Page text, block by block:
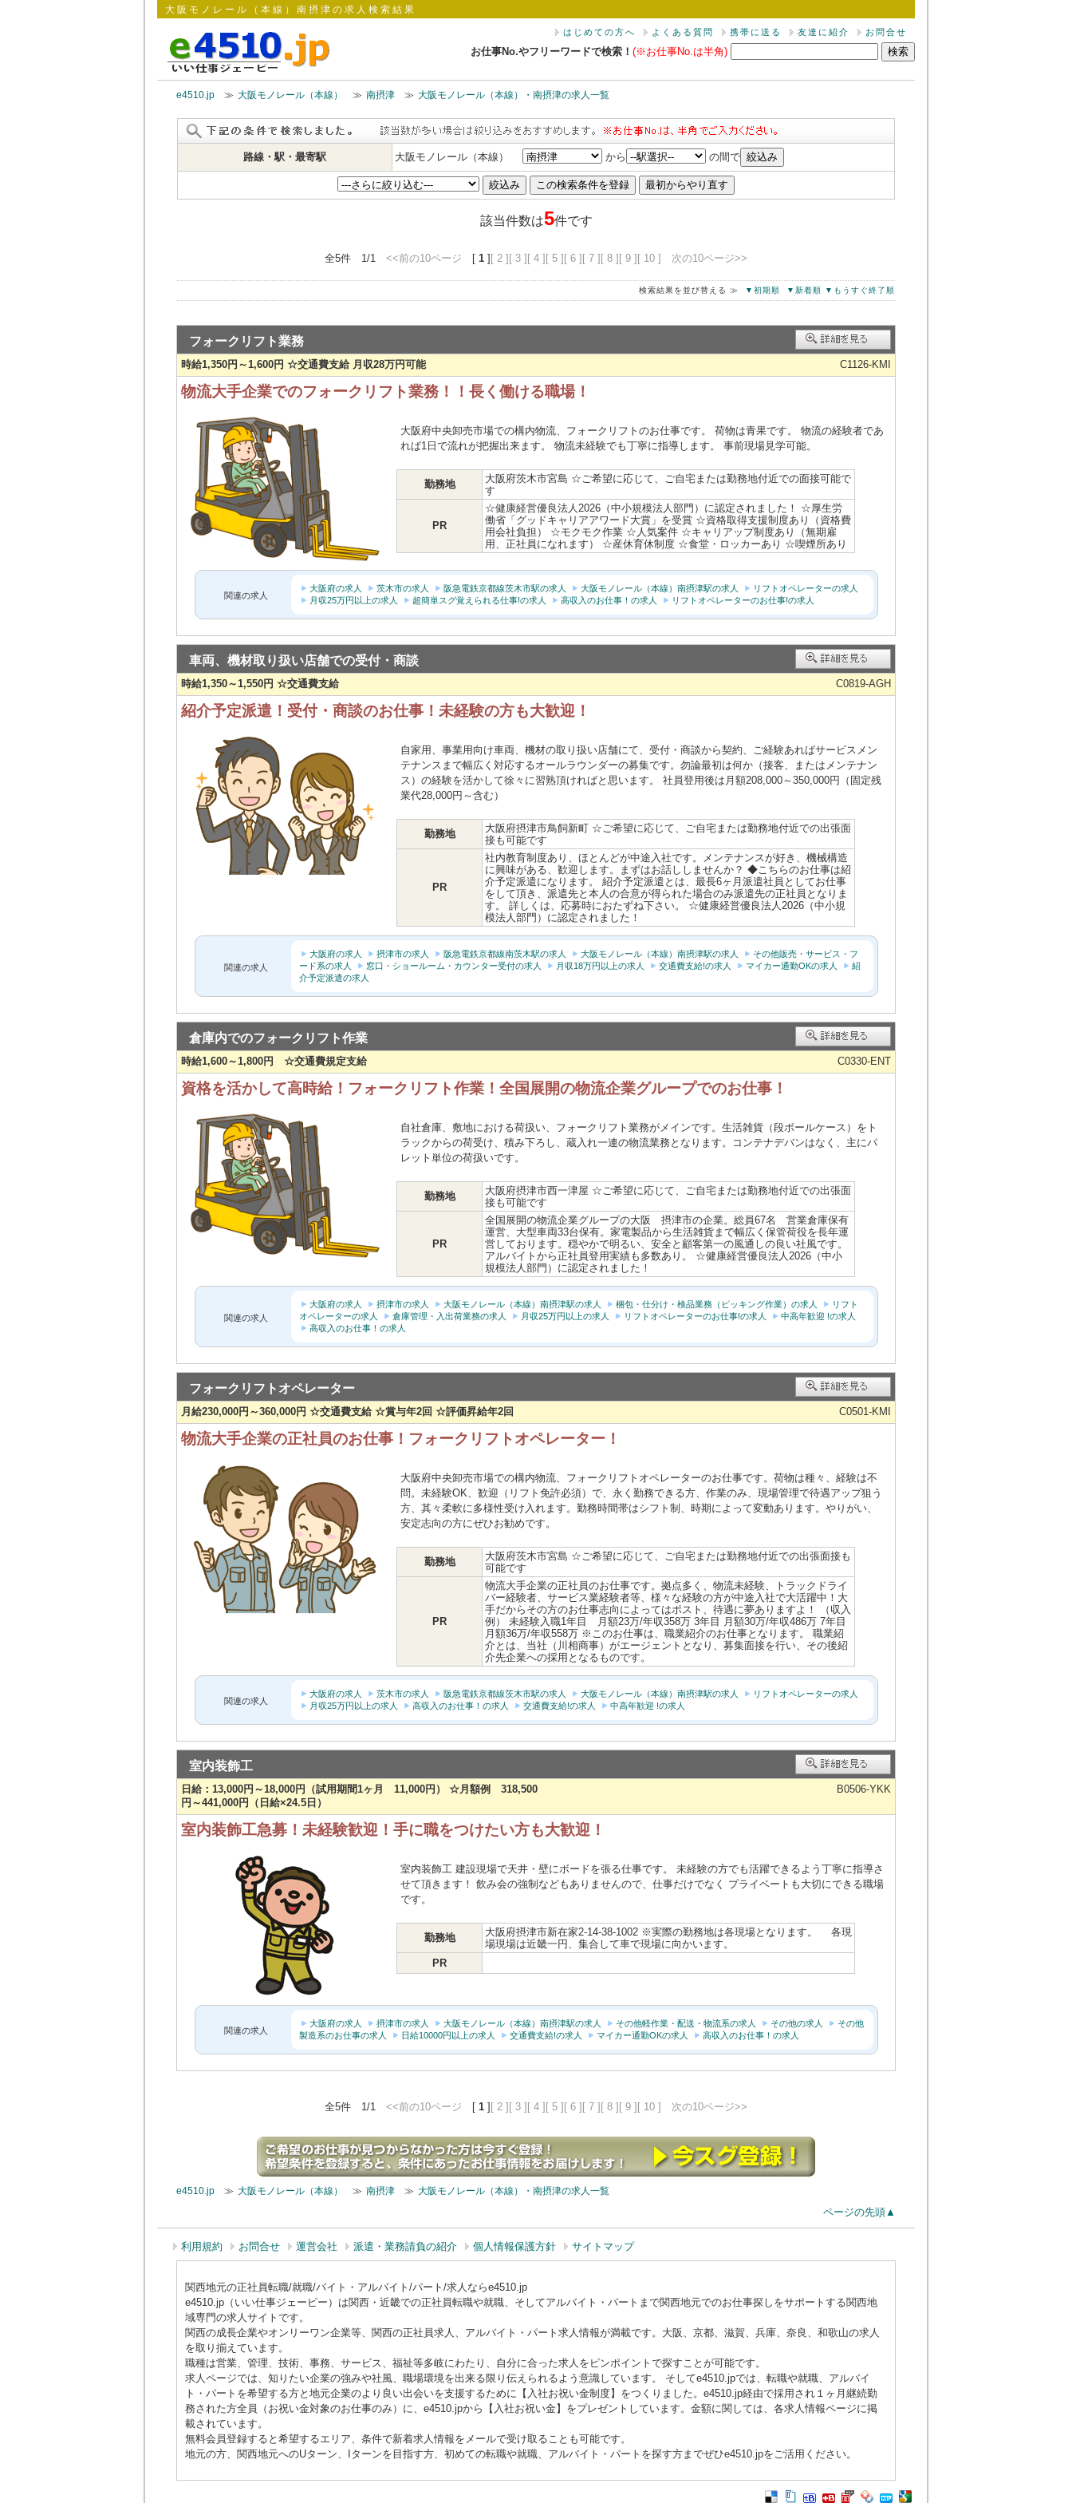
大阪モノレール（本線）南摂津の求人検索結果
はじめての方へ よくある質問 携帯に送る 友達に紹介 お問合せ
お仕事No.やフリーワードで検索！ (※お仕事No.は半角)
e4510.jp≫ 大阪モノレール（本線） ≫ 南摂津≫ 大阪モノレール（本線）・南摂津の求人一覧
路線・駅・最寄駅 大阪モノレール（本線） から の間で
該当件数は5件です
全5件 1/1 <<前の10ページ [ 1 ] [ 2 ] [ 3 ] [ 4 ] [ 5 ] [ 6 ] [ 7 ] [ 8 ] [ 9 ] [ 10 ] 次の10ページ>>
検索結果を並び替える ≫ ▼初期順 ▼新着順 ▼もうすぐ終了順
フォークリフト業務
時給1,350円～1,600円 ☆交通費支給 月収28万円可能 C1126-KMI
物流大手企業でのフォークリフト業務！！長く働ける職場！
大阪府中央卸売市場での構内物流、フォークリフトのお仕事です。 荷物は青果です。 物流の経験者であ
れば1日で流れが把握出来ます。 物流未経験でも丁寧に指導します。 事前現場見学可能。
勤務地
大阪府茨木市宮島 ☆ご希望に応じて、ご自宅または勤務地付近での面接可能で
す
PR
☆健康経営優良法人2026（中小規模法人部門）に認定されました！ ☆厚生労
働省「グッドキャリアアワード大賞」を受賞 ☆資格取得支援制度あり（資格費
用会社負担） ☆モクモク作業 ☆人気案件 ☆キャリアップ制度あり（無期雇
用、正社員になれます） ☆産休育休制度 ☆食堂・ロッカーあり ☆喫煙所あり
関連の求人
大阪府の求人 茨木市の求人 阪急電鉄京都線茨木市駅の求人 大阪モノレール（本線）南摂津駅の求人
リフトオペレーターの求人
月収25万円以上の求人
超簡単スグ覚えられる仕事!の求人 高収入のお仕事！の求人 リフトオペレーターのお仕事!の求人
車両、機材取り扱い店舗での受付・商談
時給1,350～1,550円 ☆交通費支給 C0819-AGH
紹介予定派遣！受付・商談のお仕事！未経験の方も大歓迎！
自家用、事業用向け車両、機材の取り扱い店舗にて、受付・商談から契約、ご経験あればサービスメン
テナンスまで幅広く対応するオールラウンダーの募集です。勿論最初は何か（接客、またはメンテナン
ス）の経験を活かして徐々に習熟頂ければと思います。 社員登用後は月額208,000～350,000円（固定残
業代28,000円～含む）
勤務地
大阪府摂津市鳥飼新町 ☆ご希望に応じて、ご自宅または勤務地付近での出張面
接も可能です
PR
社内教育制度あり、ほとんどが中途入社です。メンテナンスが好き、機械構造
に興味がある、歓迎します。まずはお話ししませんか？ ◆こちらのお仕事は紹
介予定派遣になります。 紹介予定派遣とは、最長6ヶ月派遣社員としてお仕事
をして頂き、派遣先と本人の合意が得られた場合のみ派遣先の正社員となりま
す。 詳しくは、応募時におたずね下さい。 ☆健康経営優良法人2026（中小規
模法人部門）に認定されました！
関連の求人
大阪府の求人 摂津市の求人 阪急電鉄京都線南茨木駅の求人 大阪モノレール（本線）南摂津駅の求人
その他販売・サービス・フ
ード系の求人
窓口・ショールーム・カウンター受付の求人 月収18万円以上の求人 交通費支給!の求人 マイカー通勤OKの求人
紹
介予定派遣の求人
倉庫内でのフォークリフト作業
時給1,600～1,800円 ☆交通費規定支給 C0330-ENT
資格を活かして高時給！フォークリフト作業！全国展開の物流企業グループでのお仕事！
自社倉庫、敷地における荷扱い、フォークリフト業務がメインです。生活雑貨（段ボールケース）をト
ラックからの荷受け、積み下ろし、蔵入れ一連の物流業務となります。コンテナデバンはなく、主にパ
レット単位の荷扱いです。
勤務地
大阪府摂津市西一津屋 ☆ご希望に応じて、ご自宅または勤務地付近での出張面
接も可能です
PR
全国展開の物流企業グループの大阪 摂津市の企業。総員67名 営業倉庫保有
運営、大型車両33台保有。家電製品から生活雑貨まで幅広く保管荷役を長年運
営しております。穏やかで明るい、安全と顧客第一の風通しの良い社風です。
アルバイトから正社員登用実績も多数あり。 ☆健康経営優良法人2026（中小
規模法人部門）に認定されました！
関連の求人
大阪府の求人 摂津市の求人 大阪モノレール（本線）南摂津駅の求人 梱包・仕分け・検品業務（ピッキング作業）の求人
リフト
オペレーターの求人
倉庫管理・入出荷業務の求人 月収25万円以上の求人 リフトオペレーターのお仕事!の求人
中高年歓迎 !の求人
高収入のお仕事！の求人
フォークリフトオペレーター
月給230,000円～360,000円 ☆交通費支給 ☆賞与年2回 ☆評価昇給年2回 C0501-KMI
物流大手企業の正社員のお仕事！フォークリフトオペレーター！
大阪府中央卸売市場での構内物流、フォークリフトオペレーターのお仕事です。荷物は種々、経験は不
問。未経験OK、歓迎（リフト免許必須）で、永く勤務できる方、作業のみ、現場管理で待遇アップ狙う
方、其々柔軟に多様性受け入れます。勤務時間帯はシフト制、時期によって変動あります。やりがい、
安定志向の方にぜひお勧めです。
勤務地
大阪府茨木市宮島 ☆ご希望に応じて、ご自宅または勤務地付近での出張面接も
可能です
PR
物流大手企業の正社員のお仕事です。拠点多く、物流未経験、トラックドライ
バー経験者、サービス業経験者等、様々な経験の方が中途入社で大活躍中！大
手だからその方のお仕事志向によってはポスト、待遇に夢ありますよ！ （収入
例） 未経験入職1年目 月額23万/年収358万 3年目 月額30万/年収486万 7年目
月額36万/年収558万 ※このお仕事は、職業紹介のお仕事となります。 職業紹
介とは、当社（川相商事）がエージェントとなり、募集面接を行い、その後紹
介先企業への採用となるものです。
関連の求人
大阪府の求人 茨木市の求人 阪急電鉄京都線茨木市駅の求人 大阪モノレール（本線）南摂津駅の求人
リフトオペレーターの求人
月収25万円以上の求人
高収入のお仕事！の求人 交通費支給!の求人 中高年歓迎 !の求人
室内装飾工
日給：13,000円～18,000円（試用期間1ヶ月 11,000円） ☆月額例 318,500
円～441,000円（日給×24.5日）
B0506-YKK
室内装飾工急募！未経験歓迎！手に職をつけたい方も大歓迎！
室内装飾工 建設現場で天井・壁にボードを張る仕事です。 未経験の方でも活躍できるよう丁寧に指導さ
せて頂きます！ 飲み会の強制などもありませんので、仕事だけでなく プライベートも大切にできる職場
です。
勤務地
大阪府摂津市新在家2-14-38-1002 ※実際の勤務地は各現場となります。 各現
場現場は近畿一円、集合して車で現場に向かいます。
PR
関連の求人
大阪府の求人 摂津市の求人 大阪モノレール（本線）南摂津駅の求人 その他軽作業・配送・物流系の求人 その他の求人
その他
製造系のお仕事の求人
日給10000円以上の求人 交通費支給!の求人 マイカー通勤OKの求人 高収入のお仕事！の求人
全5件 1/1 <<前の10ページ [ 1 ] [ 2 ] [ 3 ] [ 4 ] [ 5 ] [ 6 ] [ 7 ] [ 8 ] [ 9 ] [ 10 ] 次の10ページ>>
e4510.jp≫ 大阪モノレール（本線） ≫ 南摂津≫ 大阪モノレール（本線）・南摂津の求人一覧
ページの先頭▲
利用規約 お問合せ 運営会社 派遣・業務請負の紹介 個人情報保護方針 サイトマップ
関西地元の正社員転職/就職/バイト・アルバイト/パート/求人ならe4510.jp
e4510.jp（いい仕事ジェーピー）は関西・近畿での正社員転職や就職、そしてアルバイト・パートまで関西地元でのお仕事探しをサポートする関西地
域専門の求人サイトです。
関西の成長企業やオンリーワン企業等、関西の正社員求人、アルバイト・パート求人情報が満載です。大阪、京都、滋賀、兵庫、奈良、和歌山の求人
を取り揃えています。
職種は営業、管理、技術、事務、サービス、福祉等多岐にわたり、自分に合った求人をピンポイントで探すことが可能です。
求人ページでは、知りたい企業の強みや社風、職場環境を出来る限り伝えられるよう意識しています。 そしてe4510.jpでは、転職や就職、アルバイ
ト・パートを希望する方と地元企業のより良い出会いを支援するために【入社お祝い金制度】をつくりました。e4510.jp経由で採用され１ヶ月継続勤
務された方全員（お祝い金対象のお仕事のみ）に、e4510.jpから【入社お祝い金】をプレゼントしています。金額に関しては、各求人情報ページに掲
載されています。
無料会員登録すると希望するエリア、条件で新着求人情報をメールで受け取ることも可能です。
地元の方、関西地元へのUターン、Iターンを目指す方、初めての転職や就職、アルバイト・パートを探す方までぜひe4510.jpをご活用ください。